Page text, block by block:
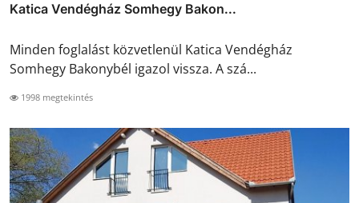
Katica Vendégház Somhegy Bakon...
Minden foglalást közvetlenül Katica Vendégház
Somhegy Bakonybél igazol vissza. A szá...
1998 megtekintés